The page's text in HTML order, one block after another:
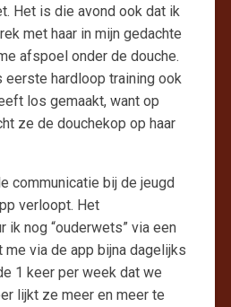
Het is die avond ook dat ik
met haar in mijn gedachte
afspoel onder de douche.
hardloop training ook
los gemaakt, want op
ze de douchekop op haar
communicatie bij de jeugd
verloopt. Het
ik nog “ouderwets” via een
me via de app bijna dagelijks
1 keer per week dat we
lijkt ze meer en meer te